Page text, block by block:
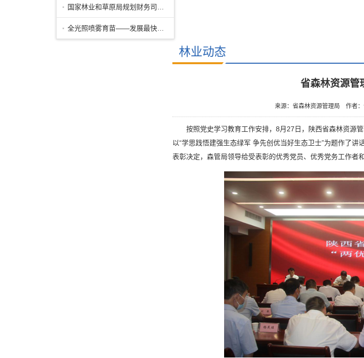
林业动态
省森林资源管
来源：省森林资源管理局 作者
按照党史学习教育工作安排，8月27日，陕西省森林资源管
以“学思践悟建强生态绿军 争先创优当好生态卫士”为题作了
表彰决定，森管局领导给受表彰的优秀党员、优秀党务工作者